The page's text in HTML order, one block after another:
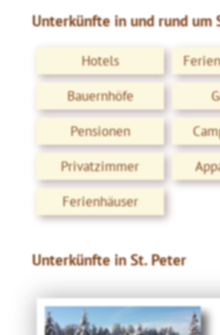
Unterkünfte in und rund um
Hotels
Bauernhöfe
Pensionen
Privatzimmer
Ferienhäuser
Unterkünfte in St. Peter